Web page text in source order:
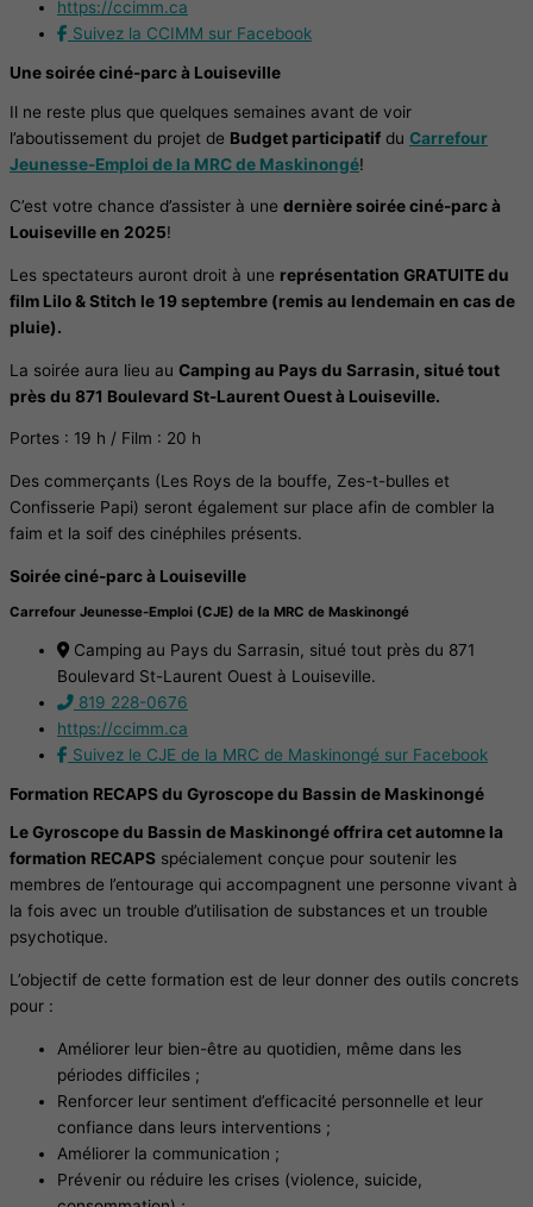
https://ccimm.ca
Suivez la CCIMM sur Facebook
Une soirée ciné-parc à Louiseville
Il ne reste plus que quelques semaines avant de voir
l’aboutissement du projet de Budget participatif du Carrefour
Jeunesse-Emploi de la MRC de Maskinongé!
C’est votre chance d’assister à une dernière soirée ciné-parc à
Louiseville en 2025!
Les spectateurs auront droit à une représentation GRATUITE du
film Lilo & Stitch le 19 septembre (remis au lendemain en cas de
pluie).
La soirée aura lieu au Camping au Pays du Sarrasin, situé tout
près du 871 Boulevard St-Laurent Ouest à Louiseville.
Portes : 19 h / Film : 20 h
Des commerçants (Les Roys de la bouffe, Zes-t-bulles et
Confisserie Papi) seront également sur place afin de combler la
faim et la soif des cinéphiles présents.
Soirée ciné-parc à Louiseville
Carrefour Jeunesse-Emploi (CJE) de la MRC de Maskinongé
Camping au Pays du Sarrasin, situé tout près du 871
Boulevard St-Laurent Ouest à Louiseville.
819 228-0676
https://ccimm.ca
Suivez le CJE de la MRC de Maskinongé sur Facebook
Formation RECAPS du Gyroscope du Bassin de Maskinongé
Le Gyroscope du Bassin de Maskinongé offrira cet automne la
formation RECAPS spécialement conçue pour soutenir les
membres de l’entourage qui accompagnent une personne vivant à
la fois avec un trouble d’utilisation de substances et un trouble
psychotique.
L’objectif de cette formation est de leur donner des outils concrets
pour :
Améliorer leur bien-être au quotidien, même dans les
périodes difficiles ;
Renforcer leur sentiment d’efficacité personnelle et leur
confiance dans leurs interventions ;
Améliorer la communication ;
Prévenir ou réduire les crises (violence, suicide,